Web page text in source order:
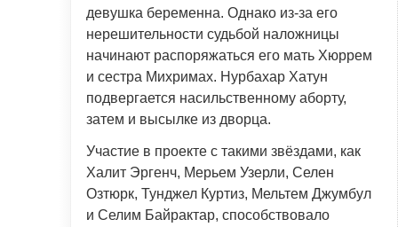
девушка беременна. Однако из-за его
нерешительности судьбой наложницы
начинают распоряжаться его мать Хюррем
и сестра Михримах. Нурбахар Хатун
подвергается насильственному аборту,
затем и высылке из дворца.
Участие в проекте с такими звёздами, как
Халит Эргенч, Мерьем Узерли, Селен
Озтюрк, Тунджел Куртиз, Мельтем Джумбул
и Селим Байрактар, способствовало